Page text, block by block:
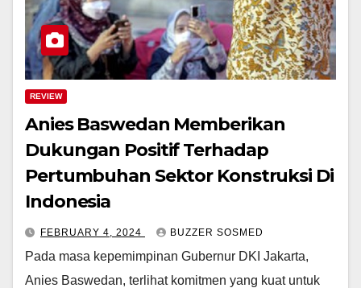
REVIEW
Anies Baswedan Memberikan
Dukungan Positif Terhadap
Pertumbuhan Sektor Konstruksi Di
Indonesia
FEBRUARY 4, 2024 BUZZER SOSMED
Pada masa kepemimpinan Gubernur DKI Jakarta,
Anies Baswedan, terlihat komitmen yang kuat untuk